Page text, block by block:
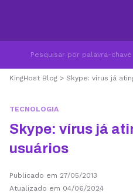
KingHost Blog > Skype: vírus já
TECNOLOGIA
Skype: vírus já
usuários
Publicado em 27/05/2013
Atualizado em 04/06/2024